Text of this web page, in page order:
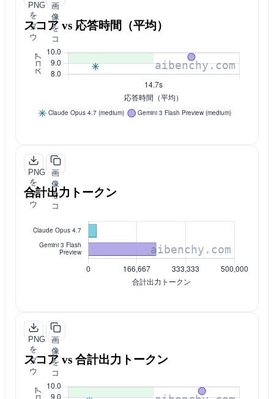
PNG
を
ダ
ウ
ロ
ー
画
像
を
コ
ピ
ー
スコア vs 応答時間（平均）
PNG
を
ダ
ウ
ロ
画
像
を
コ
ー
合計出力トークン
PNG
を
ダ
ウ
ロ
画
像
を
コ
ピ
ー
スコア vs 合計出力トークン